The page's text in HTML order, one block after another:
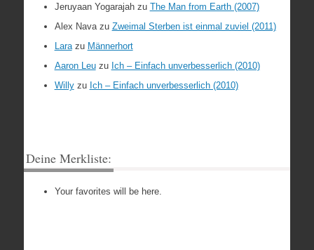
Jeruyaan Yogarajahzu The Man from Earth (2007)
Alex Navazu Zweimal Sterben ist einmal zuviel (2011)
Larazu Männerhort
Aaron Leuzu Ich – Einfach unverbesserlich (2010)
Willyzu Ich – Einfach unverbesserlich (2010)
Deine Merkliste:
Your favorites will be here.